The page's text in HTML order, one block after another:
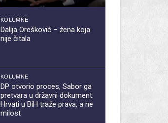
KOLUMNE
Dalija Orešković – žena koja
nije čitala
KOLUMNE
DP otvorio proces, Sabor ga
pretvara u državni dokument:
Hrvati u BiH traže prava, a ne
milost